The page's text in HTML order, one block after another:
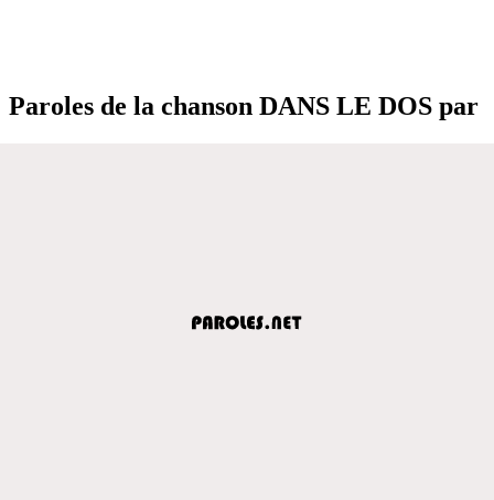
Paroles de la chanson DANS LE DOS par